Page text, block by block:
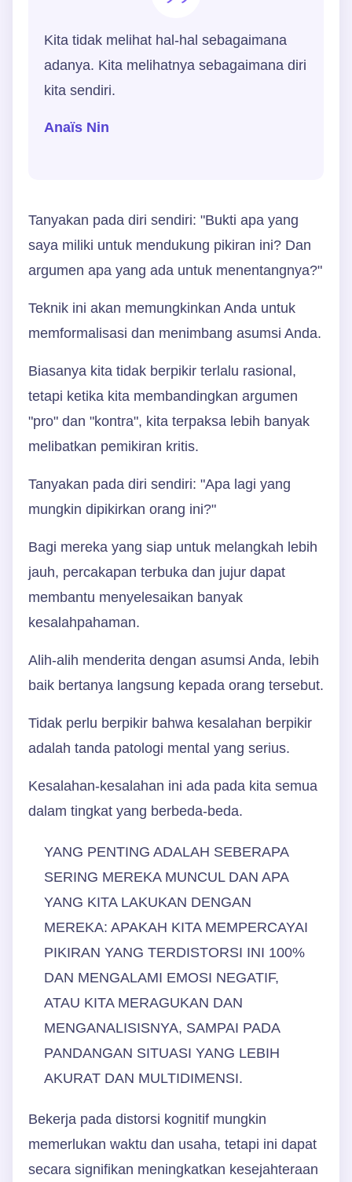
Kita tidak melihat hal-hal sebagaimana
adanya. Kita melihatnya sebagaimana diri
kita sendiri.
Anaïs Nin
Tanyakan pada diri sendiri: "Bukti apa yang
saya miliki untuk mendukung pikiran ini? Dan
argumen apa yang ada untuk menentangnya?"
Teknik ini akan memungkinkan Anda untuk
memformalisasi dan menimbang asumsi Anda.
Biasanya kita tidak berpikir terlalu rasional,
tetapi ketika kita membandingkan argumen
"pro" dan "kontra", kita terpaksa lebih banyak
melibatkan pemikiran kritis.
Tanyakan pada diri sendiri: "Apa lagi yang
mungkin dipikirkan orang ini?"
Bagi mereka yang siap untuk melangkah lebih
jauh, percakapan terbuka dan jujur dapat
membantu menyelesaikan banyak
kesalahpahaman.
Alih-alih menderita dengan asumsi Anda, lebih
baik bertanya langsung kepada orang tersebut.
Tidak perlu berpikir bahwa kesalahan berpikir
adalah tanda patologi mental yang serius.
Kesalahan-kesalahan ini ada pada kita semua
dalam tingkat yang berbeda-beda.
YANG PENTING ADALAH SEBERAPA
SERING MEREKA MUNCUL DAN APA
YANG KITA LAKUKAN DENGAN
MEREKA: APAKAH KITA MEMPERCAYAI
PIKIRAN YANG TERDISTORSI INI 100%
DAN MENGALAMI EMOSI NEGATIF,
ATAU KITA MERAGUKAN DAN
MENGANALISISNYA, SAMPAI PADA
PANDANGAN SITUASI YANG LEBIH
AKURAT DAN MULTIDIMENSI.
Bekerja pada distorsi kognitif mungkin
memerlukan waktu dan usaha, tetapi ini dapat
secara signifikan meningkatkan kesejahteraan